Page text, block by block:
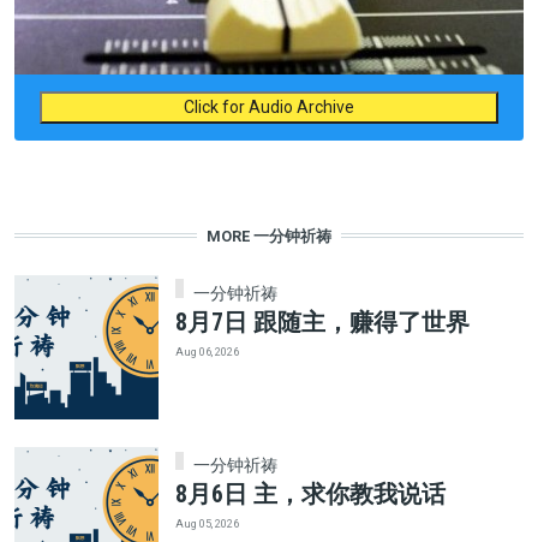
Click for Audio Archive
MORE 一分钟祈祷
一分钟祈祷
8月7日 跟随主，赚得了世界
Aug 06, 2026
一分钟祈祷
8月6日 主，求你教我说话
Aug 05, 2026